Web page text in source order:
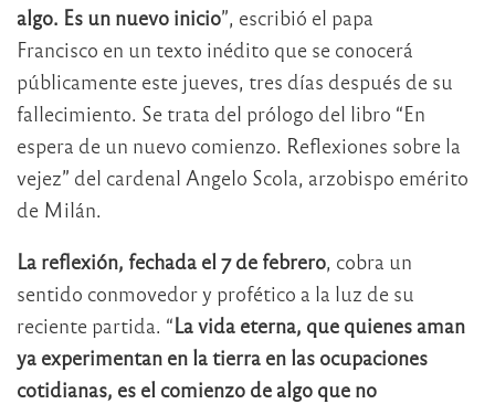
algo. Es un nuevo inicio”, escribió el papa
Francisco en un texto inédito que se conocerá
públicamente este jueves, tres días después de su
fallecimiento. Se trata del prólogo del libro “En
espera de un nuevo comienzo. Reflexiones sobre la
vejez” del cardenal Angelo Scola, arzobispo emérito
de Milán.
La reflexión, fechada el 7 de febrero, cobra un
sentido conmovedor y profético a la luz de su
reciente partida. “La vida eterna, que quienes aman
ya experimentan en la tierra en las ocupaciones
cotidianas, es el comienzo de algo que no